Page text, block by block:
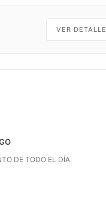
VER DETALLE
DE TODO EL DÍA